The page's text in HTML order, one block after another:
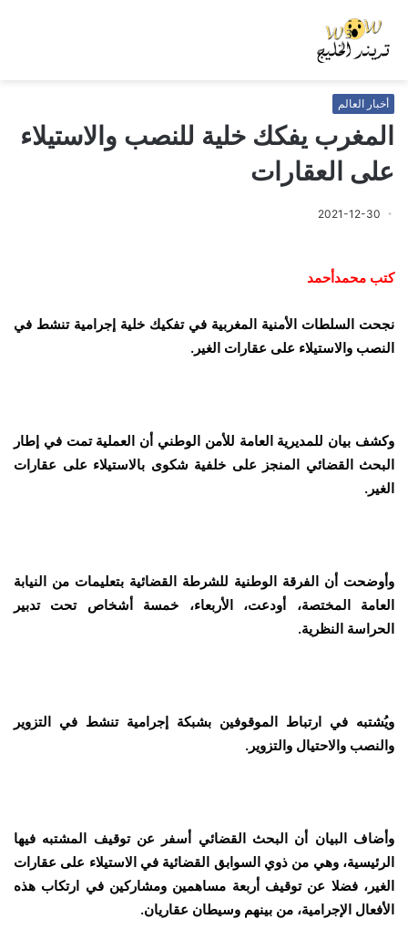
أخبار العالم
المغرب يفكك خلية للنصب والاستيلاء
على العقارات
2021-12-30
كتب محمدأحمد
نجحت السلطات الأمنية المغربية في تفكيك خلية إجرامية تنشط في
النصب والاستيلاء على عقارات الغير.
وكشف بيان للمديرية العامة للأمن الوطني أن العملية تمت في إطار
البحث القضائي المنجز على خلفية شكوى بالاستيلاء على عقارات
الغير.
وأوضحت أن الفرقة الوطنية للشرطة القضائية بتعليمات من النيابة
العامة المختصة، أودعت، الأربعاء، خمسة أشخاص تحت تدبير
الحراسة النظرية.
ويُشتبه في ارتباط الموقوفين بشبكة إجرامية تنشط في التزوير
والنصب والاحتيال والتزوير.
وأضاف البيان أن البحث القضائي أسفر عن توقيف المشتبه فيها
الرئيسية، وهي من ذوي السوابق القضائية في الاستيلاء على عقارات
الغير، فضلا عن توقيف أربعة مساهمين ومشاركين في ارتكاب هذه
الأفعال الإجرامية، من بينهم وسيطان عقاريان.